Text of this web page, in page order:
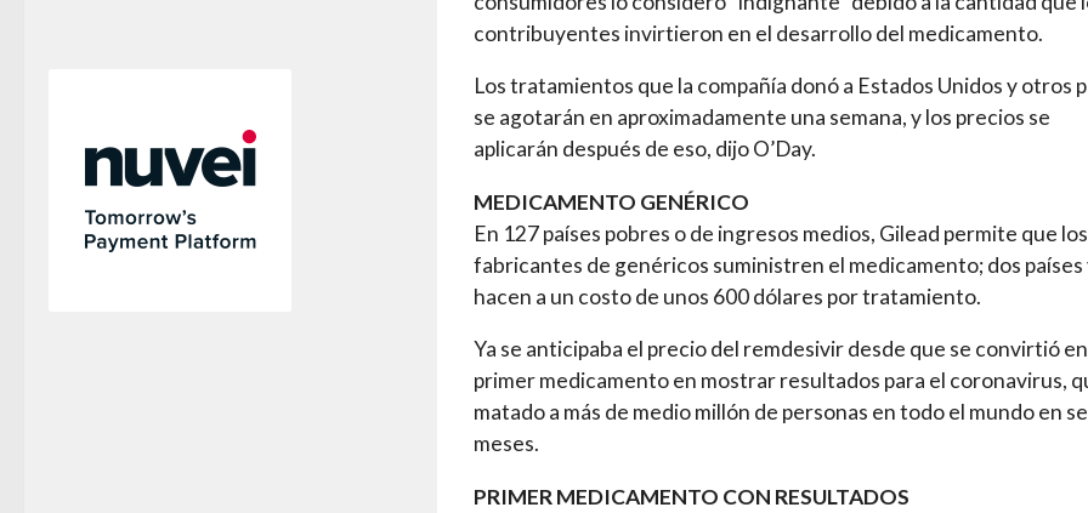
contribuyentes invirtieron en el desarrollo del medicamento.
Los tratamientos que la compañía donó a Estados Unidos y otros
se agotarán en aproximadamente una semana, y los precios se
aplicarán después de eso, dijo O’Day.
MEDICAMENTO GENÉRICO
En 127 países pobres o de ingresos medios, Gilead permite que los
fabricantes de genéricos suministren el medicamento; dos países
hacen a un costo de unos 600 dólares por tratamiento.
Ya se anticipaba el precio del remdesivir desde que se convirtió
primer medicamento en mostrar resultados para el coronavirus,
matado a más de medio millón de personas en todo el mundo en
meses.
PRIMER MEDICAMENTO CON RESULTADOS